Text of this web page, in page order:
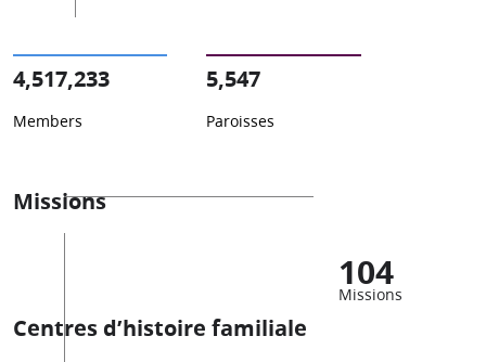
4,517,233
Members
5,547
Paroisses
Missions
104
Missions
Centres d’histoire familiale